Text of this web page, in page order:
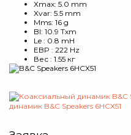
Xmax: 5.0 mm
Xvar: 5.5 mm
Mms: 16 g
Bl: 10.9 Txm
Le : 0.8 mH
EBP : 222 Hz
Вес : 1.55 кг
динамик B&C Speakers 6HCX51